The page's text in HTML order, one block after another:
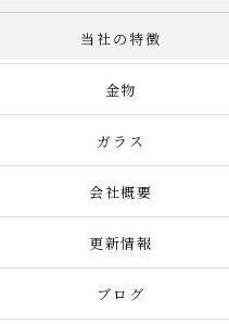
当社の特徴
金物
ガラス
会社概要
更新情報
ブログ